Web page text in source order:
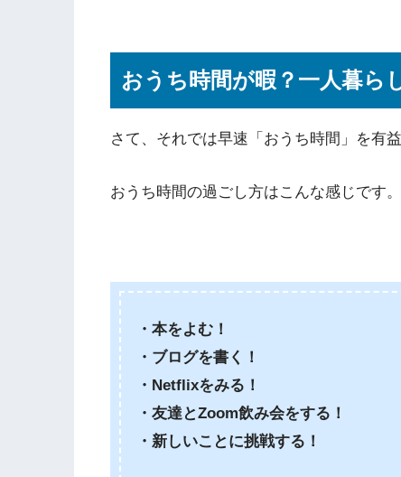
おうち時間が暇？一人暮ら
さて、それでは早速「おうち時間」を有
おうち時間の過ごし方はこんな感じです。
・本をよむ！
・ブログを書く！
・Netflixをみる！
・友達とZoom飲み会をする！
・新しいことに挑戦する！